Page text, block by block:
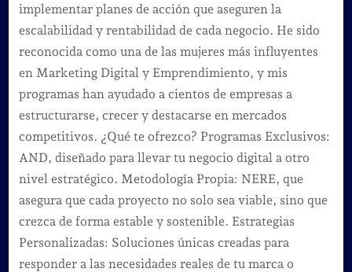
implementar planes de acción que aseguren la
escalabilidad y rentabilidad de cada negocio. He sido
reconocida como una de las mujeres más influyentes
en Marketing Digital y Emprendimiento, y mis
programas han ayudado a cientos de empresas a
estructurarse, crecer y destacarse en mercados
competitivos. ¿Qué te ofrezco? Programas Exclusivos:
AND, diseñado para llevar tu negocio digital a otro
nivel estratégico. Metodología Propia: NERE, que
asegura que cada proyecto no solo sea viable, sino que
crezca de forma estable y sostenible. Estrategias
Personalizadas: Soluciones únicas creadas para
responder a las necesidades reales de tu marca o